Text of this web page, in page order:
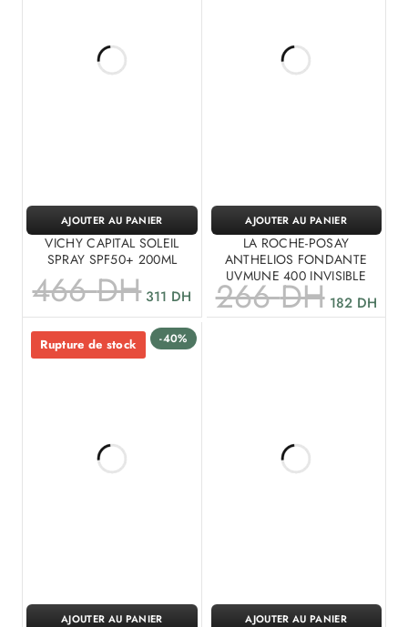
VICHY CAPITAL SOLEIL
SPRAY SPF50+ 200ML
466DH 311 DH
AJOUTER AU PANIER
LA ROCHE-POSAY
ANTHELIOS FONDANTE
UVMUNE 400 INVISIBLE
266DH 182 DH
AJOUTER AU PANIER
-40%
Rupture de stock
AJOUTER AU PANIER AJOUTER AU PANIER